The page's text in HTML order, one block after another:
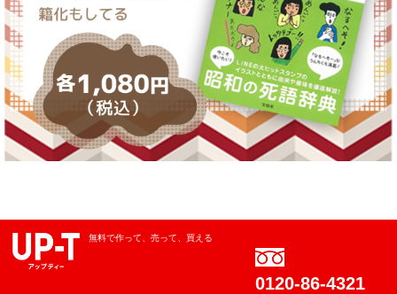
無料で作って、売って、買える
0120-86-4321